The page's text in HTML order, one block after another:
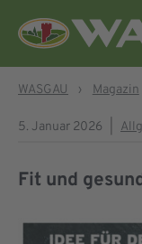
WASGAU › Magazin
5. Januar 2026
Fit und